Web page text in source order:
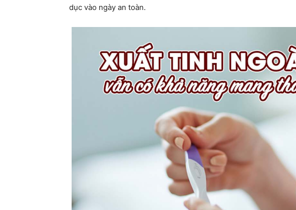
dục vào ngày an toàn.